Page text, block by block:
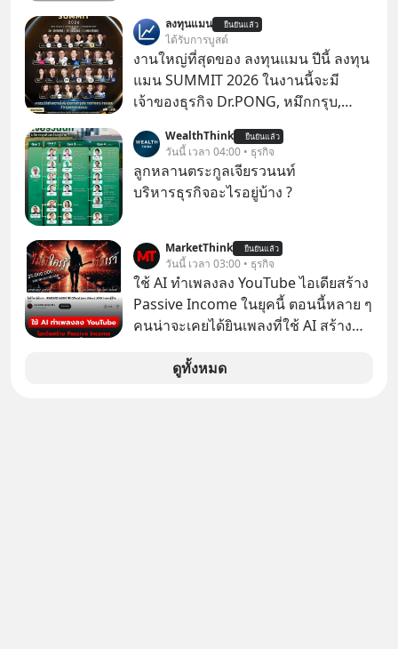
กล่องมือถือ? หรือลำโพง JBL ถึงวางขาย
เกลื่อนตามห้างทั่วไป? ทั้งที่จริง ๆ แล้ว
ชื่อเหล่านี้คือ “ตำนาน” ระดับเทพที่นัก
เล่นเครื่องเสียงยุคก่อนยอมจ่ายเงินหลัก
แสนเพื่อครอบครอง แต่เบื้องหลังความ
แมสนี้ มีโศกนาฏกรรมของโลกธุรกิจ
ซ่อนอยู่ อาณาจักรเครื่องเสียงที่ยิ่งใหญ่
ที่สุดบนโลก ถูกกว้านซื้อไปด้วยมูลค่า 8
พันล้านดอลลาร์โดย Samsung และสิ่ง
เกาหลีใต้ไม่ได้ซื้อเพราะหลงใหลใน
เสียงเพลง แต่ซื้อเพื่อเป็นทางลัดเอา
เทคโนโลยีไปใส่ในหน้าปัดรถยนต์
อัจฉริยะ จากจุดสูงสุดของศิลปะแห่ง
เสียงดนตรี ทำไมถึงจบลงด้วยการเป็น
บริษัทอื่น เลือกฟังกันได้เลยนะครับ อย่า
ลงทุนแมน ยืนยันแล้ว
ได้รับการบูสต์
งานใหญ่ที่สุดของ ลงทุนแมน ปีนี้ ลงทุน
แมน SUMMIT 2026 ในงานนี้จะมี
เจ้าของธุรกิจ Dr.PONG, หมึกกรุบ,
Fastwork, MizuMi, KARMART, อิชิตัน
มาแชร์ความรู้การสร้างธุรกิจ
WealthThink ยืนยันแล้ว
วันนี้ เวลา 04:00 • ธุรกิจ
ลูกหลานตระกูลเจียรวนนท์
บริหารธุรกิจอะไรอยู่บ้าง ?
MarketThink ยืนยันแล้ว
วันนี้ เวลา 03:00 • ธุรกิจ
ใช้ AI ทำเพลงลง YouTube ไอเดียสร้าง
Passive Income ในยุคนี้ ตอนนี้หลาย ๆ
คนน่าจะเคยได้ยินเพลงที่ใช้ AI สร้าง
รู้ตัวเรา” จากช่องชื่อว่า UNHEARD
ดูทั้งหมด